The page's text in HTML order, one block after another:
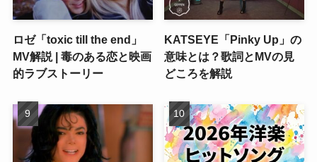
ロゼ「toxic till the end」
MV解説 | 毒のある恋と映画
的ラブストーリー
KATSEYE「Pinky Up」の
意味とは？歌詞とMVの見
どころを解説